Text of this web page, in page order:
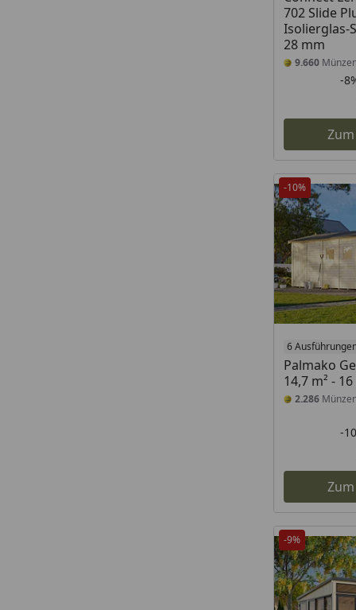
702 Slide
Isolierglas-
28 mm
9.660
-
-10%
6
Palmako
14,7 m² -
2.286
-
-9%